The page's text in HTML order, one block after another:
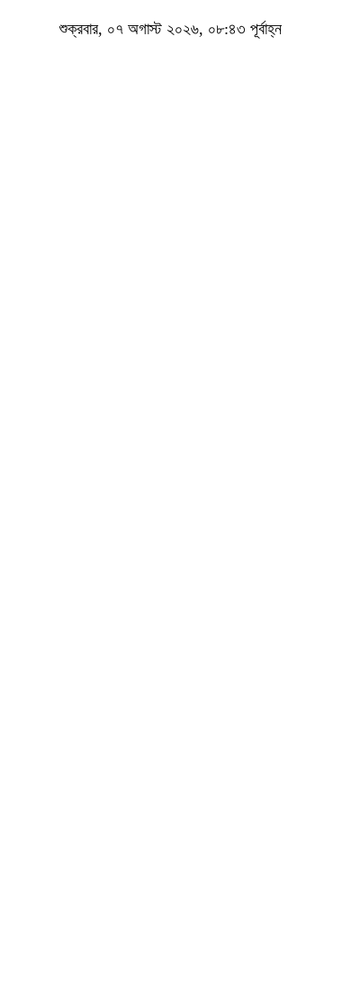
শুক্রবার, ০৭ অগাস্ট ২০২৬, ০৮:৪৩ পূর্বাহ্ন